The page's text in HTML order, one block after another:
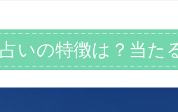
いの特徴は？当た